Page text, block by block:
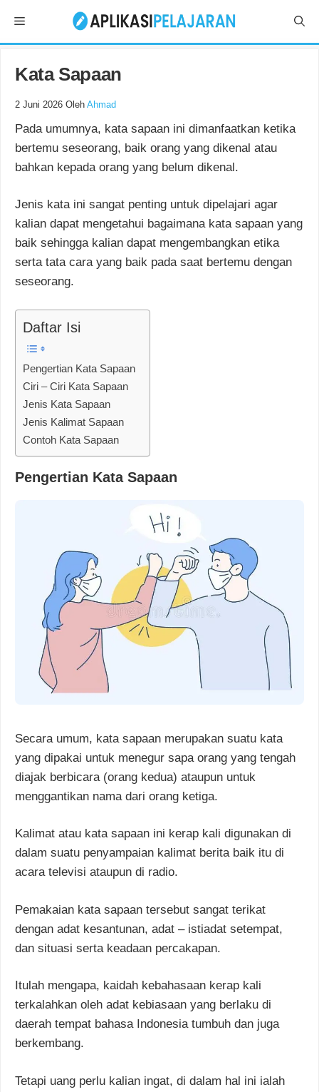
isi
Menu
Kata Sapaan
2 Juni 2026 Oleh Ahmad
Pada umumnya, kata sapaan ini dimanfaatkan ketika
bertemu seseorang, baik orang yang dikenal atau
bahkan kepada orang yang belum dikenal.
Jenis kata ini sangat penting untuk dipelajari agar
kalian dapat mengetahui bagaimana kata sapaan yang
baik sehingga kalian dapat mengembangkan etika
serta tata cara yang baik pada saat bertemu dengan
seseorang.
Daftar Isi
Pengertian Kata Sapaan
Ciri – Ciri Kata Sapaan
Jenis Kata Sapaan
Jenis Kalimat Sapaan
Contoh Kata Sapaan
Pengertian Kata Sapaan
Secara umum, kata sapaan merupakan suatu kata
yang dipakai untuk menegur sapa orang yang tengah
diajak berbicara (orang kedua) ataupun untuk
menggantikan nama dari orang ketiga.
Kalimat atau kata sapaan ini kerap kali digunakan di
dalam suatu penyampaian kalimat berita baik itu di
acara televisi ataupun di radio.
Pemakaian kata sapaan tersebut sangat terikat
dengan adat kesantunan, adat – istiadat setempat,
dan situasi serta keadaan percakapan.
Itulah mengapa, kaidah kebahasaan kerap kali
terkalahkan oleh adat kebiasaan yang berlaku di
daerah tempat bahasa Indo­nesia tumbuh dan juga
berkembang.
Tetapi uang perlu kalian ingat, di dalam hal ini ialah